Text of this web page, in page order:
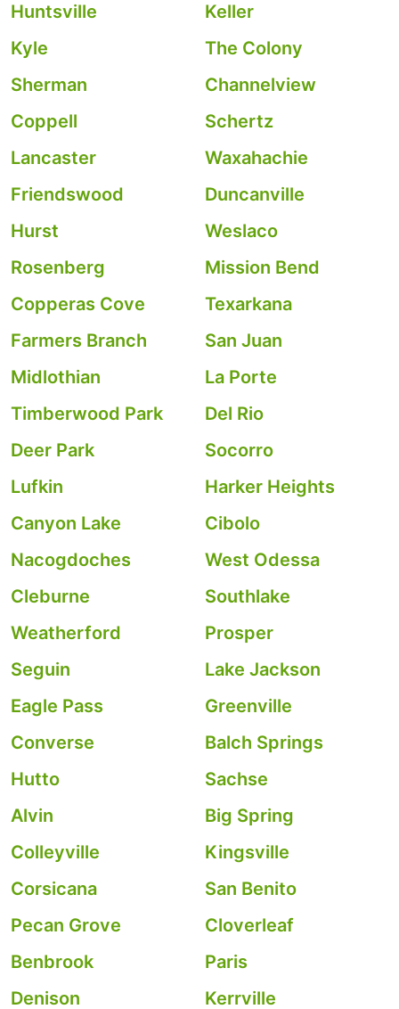
Huntsville
Keller
Kyle
The Colony
Sherman
Channelview
Coppell
Schertz
Lancaster
Waxahachie
Friendswood
Duncanville
Hurst
Weslaco
Rosenberg
Mission Bend
Copperas Cove
Texarkana
Farmers Branch
San Juan
Midlothian
La Porte
Timberwood Park
Del Rio
Deer Park
Socorro
Lufkin
Harker Heights
Canyon Lake
Cibolo
Nacogdoches
West Odessa
Cleburne
Southlake
Weatherford
Prosper
Seguin
Lake Jackson
Eagle Pass
Greenville
Converse
Balch Springs
Hutto
Sachse
Alvin
Big Spring
Colleyville
Kingsville
Corsicana
San Benito
Pecan Grove
Cloverleaf
Benbrook
Paris
Denison
Kerrville